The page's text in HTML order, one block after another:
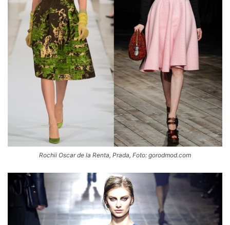
Rochii Oscar de la Renta, Prada, Foto: gorodmod.com